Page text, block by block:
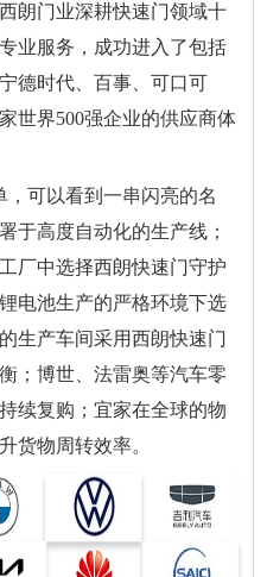
朗门业深耕快速门领域十
业服务，成功进入了包括
德时代、百事、可口可
世界500强企业的供应商体
可以看到一串闪亮的名
于高度自动化的生产线；
厂中选择西朗快速门守护
电池生产的严格环境下选
生产车间采用西朗快速门
；博世、法雷奥等汽车零
续复购；宜家在全球的物
货物周转效率。